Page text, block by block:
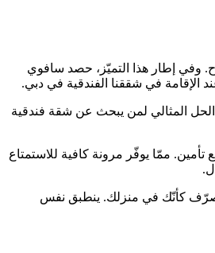
وفي إطار هذا التميّز، حصد سافوي
المثالي لمن يبحث عن شقة فندقية
ممّا يوفّر مرونة كافية للاستمتاع
كأنّك في منزلك. ينطبق نفس